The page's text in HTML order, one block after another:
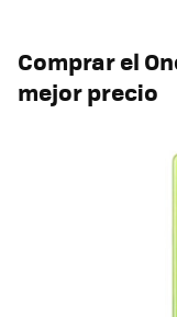
Comprar el
mejor precio